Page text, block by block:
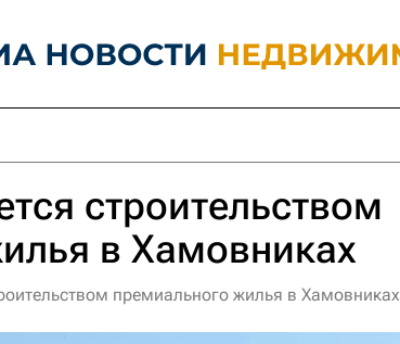
строительством
в Хамовниках
премиального жилья в Хамовниках